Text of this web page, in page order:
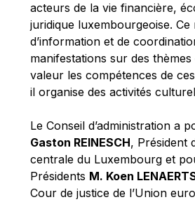
Mireille Delmas-Marty
Nobuo Tanaka
Otmar Issing
Paolo Mengozzi
Paschal Donohoe
Pat Cox
Patrizia Nanz
Philippe Maystadt
Pierre Gramegna
acteurs de la vie financière,
juridique luxembourgeoise.
d’information et de
manifestations sur des
valeur les compétences de
il organise des activités
Le Conseil d’administration a
Gaston REINESCH, Président
centrale du Luxembourg et
Présidents M. Koen
Cour de justice de l’Union